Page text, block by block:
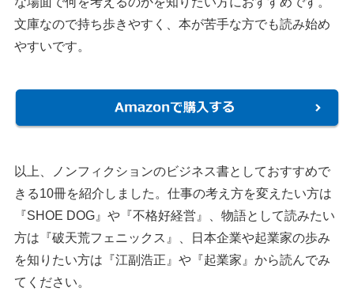
文庫なので持ち歩きやすく、本が苦手な方でも読み始め
やすいです。
以上、ノンフィクションのビジネス書としておすすめで
きる10冊を紹介しました。仕事の考え方を変えたい方は
『SHOE DOG』や『不格好経営』、物語として読みたい
方は『破天荒フェニックス』、日本企業や起業家の歩み
を知りたい方は『江副浩正』や『起業家』から読んでみ
てください。